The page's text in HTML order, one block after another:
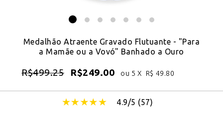
Medalhão Atraente Gravado Flutuante - "Para
a Mamãe ou a Vovó" Banhado a Ouro
R$499.25 R$249.00 ou 5 X R$ 49.80
4.9/5 (57)